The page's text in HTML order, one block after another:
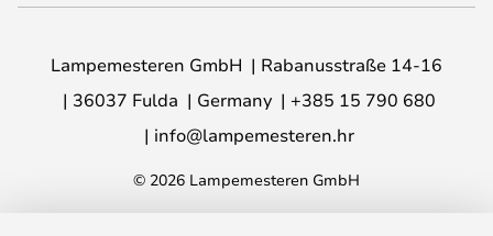
Lampemesteren GmbH
Rabanusstraße 14-16
36037 Fulda
Germany
+385 15 790 680
info@lampemesteren.hr
© 2026 Lampemesteren GmbH